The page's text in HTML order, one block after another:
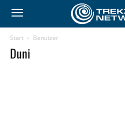
Start Benutzer
Duni